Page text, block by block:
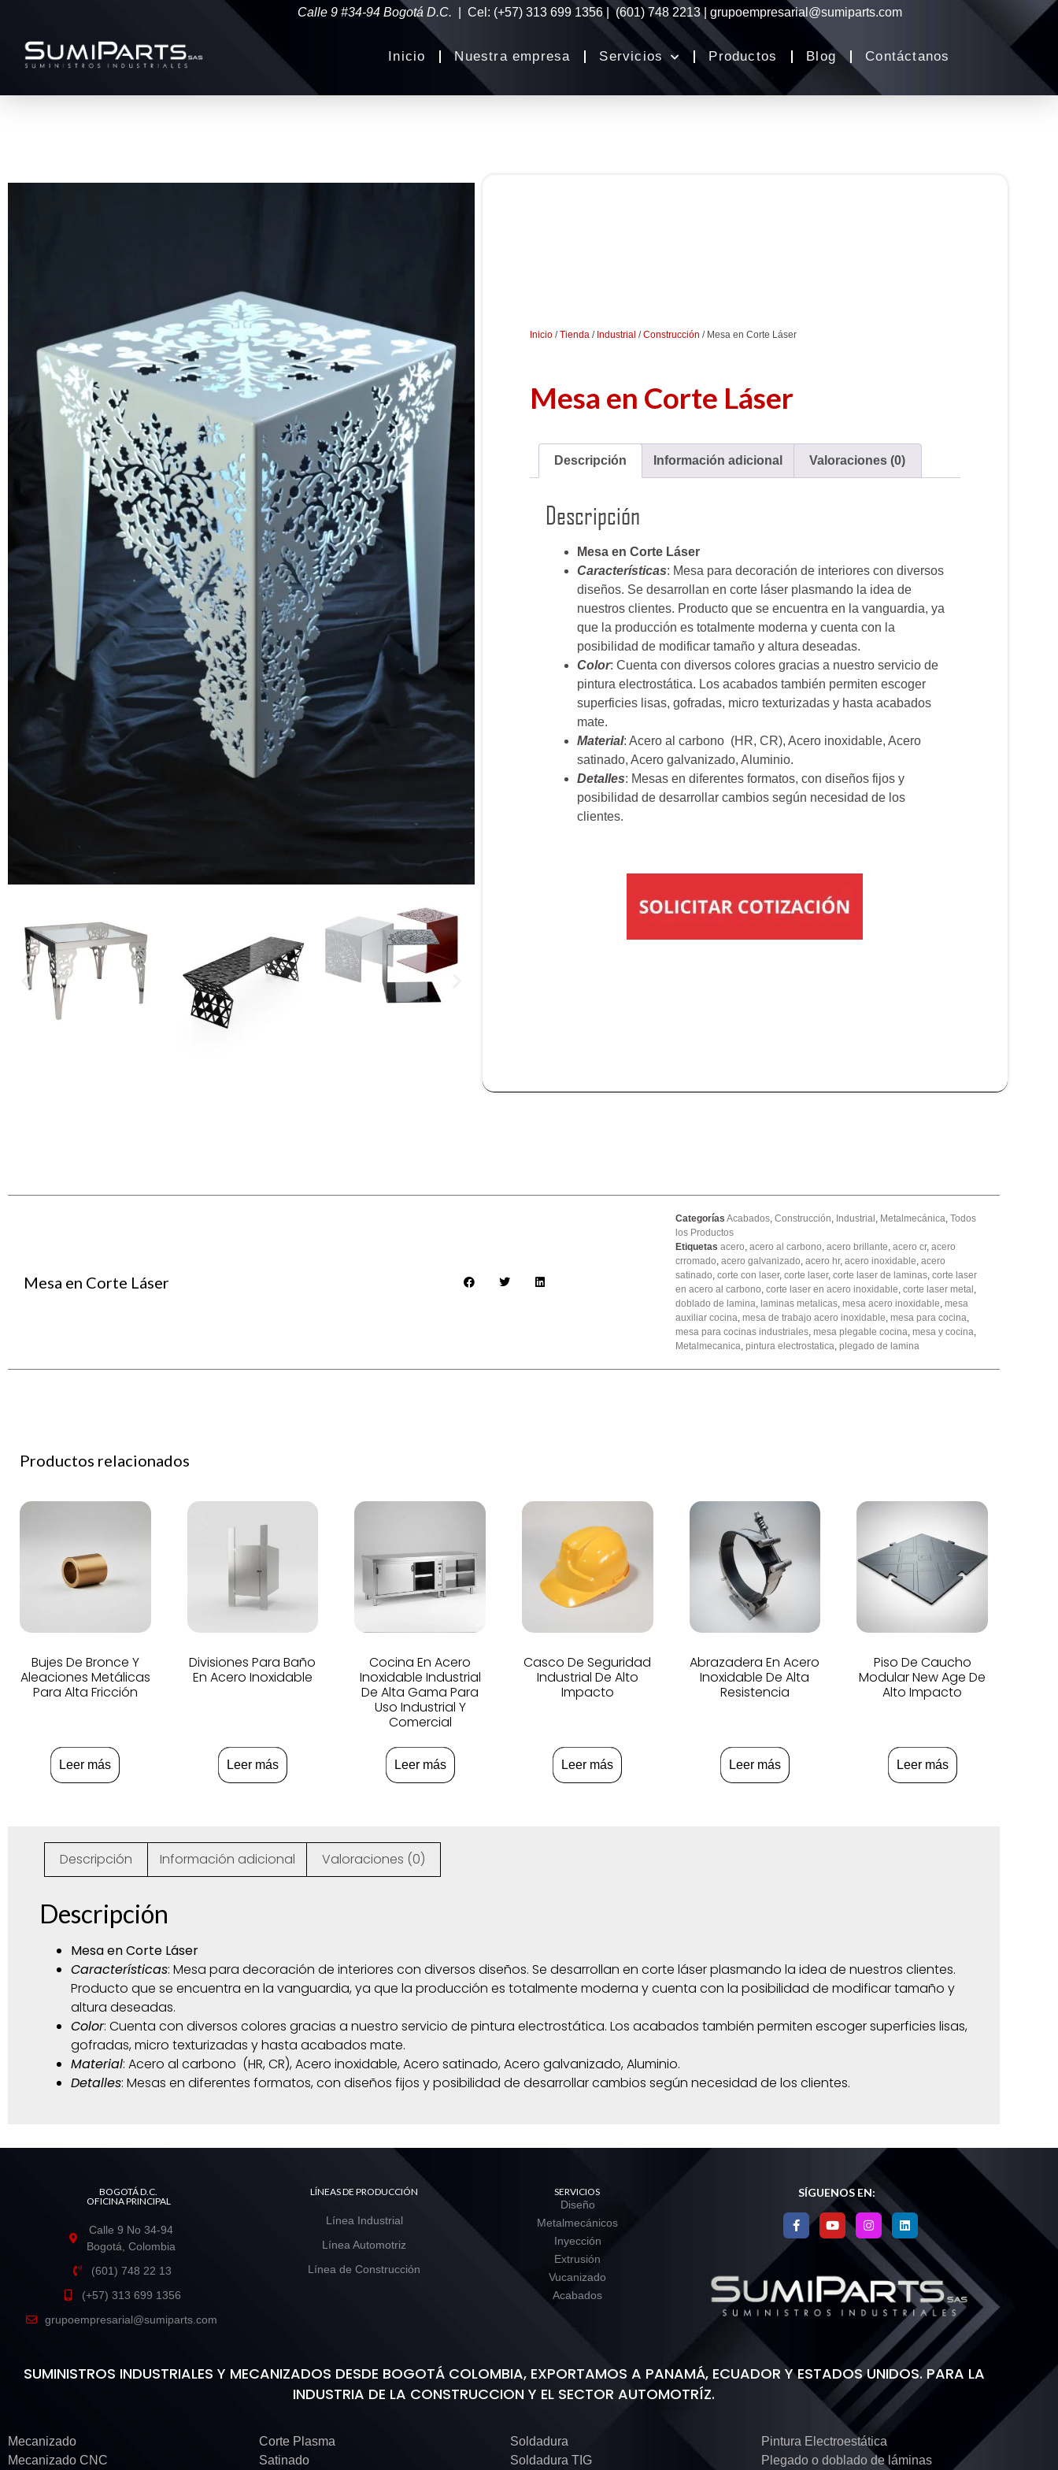
Calle 9 #34-94 Bogotá D.C. | Cel: (+57) 313 699 1356 | (601) 748 2213 | grupoempresarial@sumiparts.com
Inicio Nuestra empresa Servicios Productos Blog Contáctanos
Inicio/Tienda/ Industrial /Construcción / Mesa en Corte Láser
Mesa en Corte Láser
Descripción Información adicional Valoraciones (0)
Descripción
Mesa en Corte Láser
Características: Mesa para decoración de interiores con diversos
diseños. Se desarrollan en corte láser plasmando la idea de
nuestros clientes. Producto que se encuentra en la vanguardia, ya
que la producción es totalmente moderna y cuenta con la
posibilidad de modificar tamaño y altura deseadas.
Color: Cuenta con diversos colores gracias a nuestro servicio de
pintura electrostática. Los acabados también permiten escoger
superficies lisas, gofradas, micro texturizadas y hasta acabados
mate.
Material: Acero al carbono (HR, CR), Acero inoxidable, Acero
satinado, Acero galvanizado, Aluminio.
Detalles: Mesas en diferentes formatos, con diseños fijos y
posibilidad de desarrollar cambios según necesidad de los
clientes.
Mesa en Corte Láser
Categorías Acabados, Construcción, Industrial , Metalmecánica, Todos
los Productos
Etiquetas acero, acero al carbono, acero brillante, acero cr, acero
crromado, acero galvanizado, acero hr, acero inoxidable, acero
satinado, corte con laser, corte laser, corte laser de laminas, corte laser
en acero al carbono, corte laser en acero inoxidable, corte laser metal ,
doblado de lamina, laminas metalicas, mesa acero inoxidable, mesa
auxiliar cocina, mesa de trabajo acero inoxidable, mesa para cocina,
mesa para cocinas industriales, mesa plegable cocina, mesa y cocina,
Metalmecanica, pintura electrostatica, plegado de lamina
Productos relacionados
Bujes De Bronce Y
Aleaciones Metálicas
Para Alta Fricción
Leer más
Divisiones Para Baño
En Acero Inoxidable
Leer más
Cocina En Acero
Inoxidable Industrial
De Alta Gama Para
Uso Industrial Y
Comercial
Leer más
Casco De Seguridad
Industrial De Alto
Impacto
Leer más
Abrazadera En Acero
Inoxidable De Alta
Resistencia
Leer más
Piso De Caucho
Modular New Age De
Alto Impacto
Leer más
Descripción Información adicional Valoraciones (0)
Descripción
Mesa en Corte Láser
Características: Mesa para decoración de interiores con diversos diseños. Se desarrollan en corte láser plasmando la idea de nuestros clientes.
Producto que se encuentra en la vanguardia, ya que la producción es totalmente moderna y cuenta con la posibilidad de modificar tamaño y
altura deseadas.
Color: Cuenta con diversos colores gracias a nuestro servicio de pintura electrostática. Los acabados también permiten escoger superficies lisas,
gofradas, micro texturizadas y hasta acabados mate.
Material: Acero al carbono (HR, CR), Acero inoxidable, Acero satinado, Acero galvanizado, Aluminio.
Detalles: Mesas en diferentes formatos, con diseños fijos y posibilidad de desarrollar cambios según necesidad de los clientes.
BOGOTÁ D.C.
OFICINA PRINCIPAL
Calle 9 No 34-94
Bogotá, Colombia
(601) 748 22 13
(+57) 313 699 1356
grupoempresarial@sumiparts.com
LÍNEAS DE PRODUCCIÓN
Línea Industrial
Línea Automotriz
Línea de Construcción
SERVICIOS
Diseño
Metalmecánicos
Inyección
Extrusión
Vucanizado
Acabados
SÍGUENOS EN:
SUMINISTROS INDUSTRIALES Y MECANIZADOS DESDE BOGOTÁ COLOMBIA, EXPORTAMOS A PANAMÁ, ECUADOR Y ESTADOS UNIDOS. PARA LA
INDUSTRIA DE LA CONSTRUCCION Y EL SECTOR AUTOMOTRÍZ.
Mecanizado
Mecanizado CNC
Corte Plasma
Satinado
Soldadura
Soldadura TIG
Pintura Electroestática
Plegado o doblado de láminas